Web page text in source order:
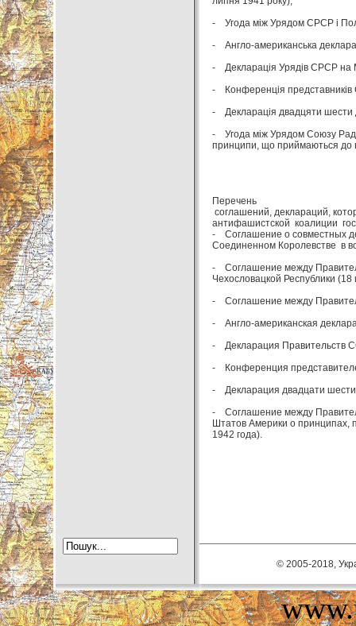
- Угода між Урядом СРСР і
- Англо-американська
- Декларація Урядів СРСР на
- Конференція представників
- Декларація двадцяти шести
- Угода між Урядом Союзу
принципи, що приймаються до
Перечень
соглашений, деклараций,
антифашистской коалиции
- Соглашение о совместных
Соединенном Королевстве в
- Соглашение между
Чехословацкой Республики
- Соглашение между
- Англо-американская
- Декларация Правительств
- Конференция
- Декларация двадцати шести
- Соглашение между
Штатов Америки о принципах,
1942 года).
© 2005-2018,